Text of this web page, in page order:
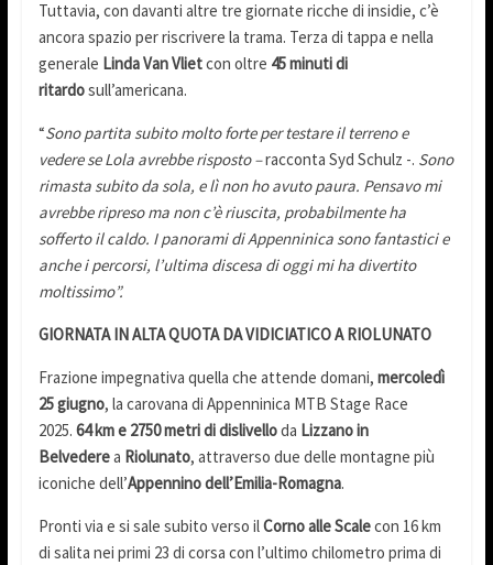
Tuttavia, con davanti altre tre giornate ricche di insidie, c’è
ancora spazio per riscrivere la trama. Terza di tappa e nella
generale Linda Van Vlietcon oltre 45 minuti di
ritardosull’americana.
“Sono partita subito molto forte per testare il terreno e
vedere se Lola avrebbe risposto –racconta Syd Schulz -. Sono
rimasta subito da sola, e lì non ho avuto paura. Pensavo mi
avrebbe ripreso ma non c’è riuscita, probabilmente ha
sofferto il caldo. I panorami di Appenninica sono fantastici e
anche i percorsi, l’ultima discesa di oggi mi ha divertito
moltissimo”.
GIORNATA IN ALTA QUOTA DA VIDICIATICO A RIOLUNATO
Frazione impegnativa quella che attende domani, mercoledì
25 giugno, la carovana di Appenninica MTB Stage Race
2025. 64 km e 2750 metri di dislivelloda Lizzano in
Belvederea Riolunato, attraverso due delle montagne più
iconiche dell’Appennino dell’Emilia-Romagna.
Pronti via e si sale subito verso ilCorno alle Scalecon 16 km
di salita nei primi 23 di corsa con l’ultimo chilometro prima di